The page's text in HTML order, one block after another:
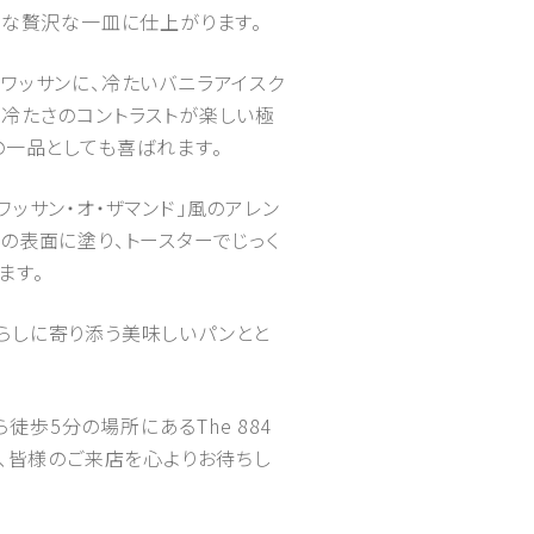
贅沢な一皿に仕上がります。
ッサンに、冷たいバニラアイスク
たさのコントラストが楽しい極
品としても喜ばれます。
サン・オ・ザマンド」風のアレン
面に塗り、トースターでじっく
。
に寄り添う美味しいパンとと
徒歩5分の場所にあるThe 884
様のご来店を心よりお待ちし